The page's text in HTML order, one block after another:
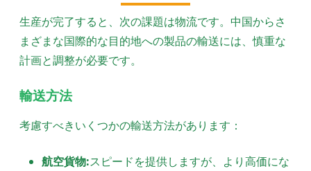
生産が完了すると、次の課題は物流です。中国からさ
まざまな国際的な目的地への製品の輸送には、慎重な
計画と調整が必要です。
輸送方法
考慮すべきいくつかの輸送方法があります：
航空貨物:スピードを提供しますが、より高価にな